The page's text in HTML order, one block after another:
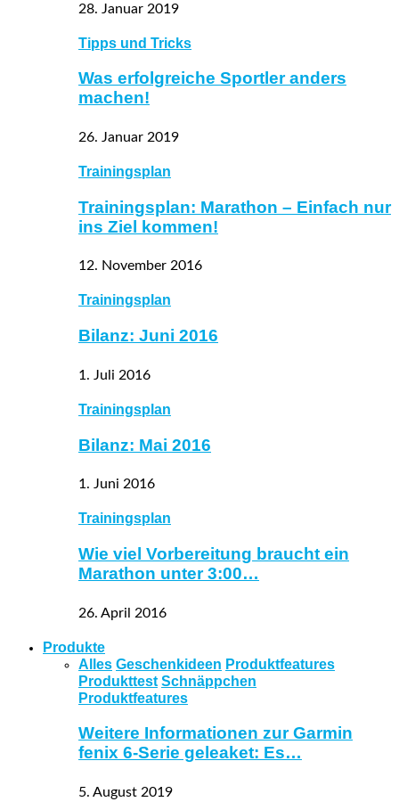
28. Januar 2019
Tipps und Tricks
Was erfolgreiche Sportler anders
machen!
26. Januar 2019
Trainingsplan
Trainingsplan: Marathon – Einfach nur
ins Ziel kommen!
12. November 2016
Trainingsplan
Bilanz: Juni 2016
1. Juli 2016
Trainingsplan
Bilanz: Mai 2016
1. Juni 2016
Trainingsplan
Wie viel Vorbereitung braucht ein
Marathon unter 3:00…
26. April 2016
Produkte
Alles Geschenkideen Produktfeatures
Produkttest Schnäppchen
Produktfeatures
Weitere Informationen zur Garmin
fenix 6-Serie geleaket: Es…
5. August 2019